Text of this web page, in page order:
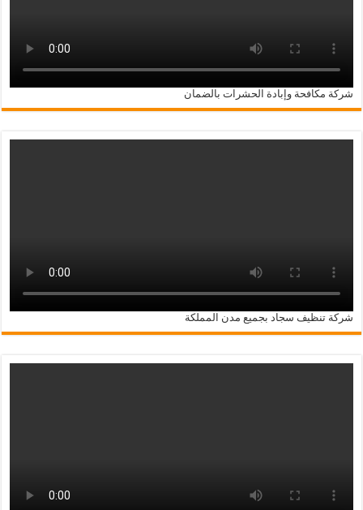
شركة مكافحة وإبادة الحشرات بالضمان
شركة تنظيف سجاد بجميع مدن المملكة